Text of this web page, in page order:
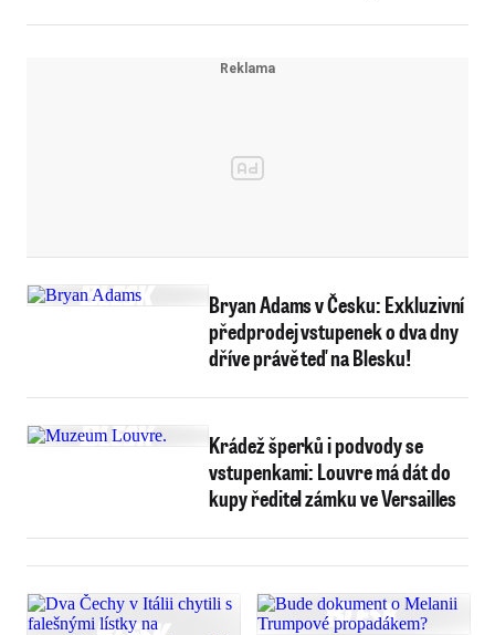
Bryan Adams v Česku: Exkluzivní
předprodej vstupenek o dva dny
dříve právě teď na Blesku!
Krádež šperků i podvody se
vstupenkami: Louvre má dát do
kupy ředitel zámku ve Versailles